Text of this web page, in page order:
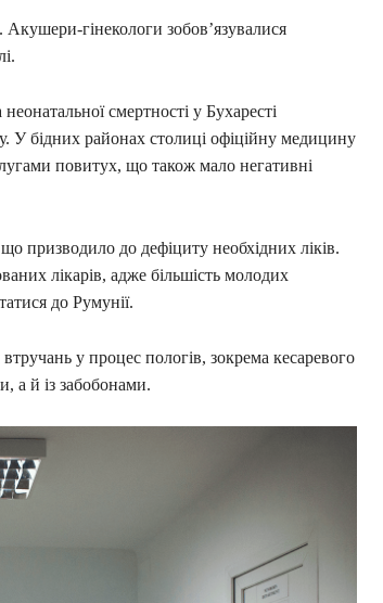
гінекологи зобов’язувалися
смертності у Бухаресті
У бідних районах столиці офіційну медицину
повитух, що також мало негативні
призводило до дефіциту необхідних ліків.
лікарів, адже більшість молодих
до Румунії.
у процес пологів, зокрема кесаревого
а й із забобонами.